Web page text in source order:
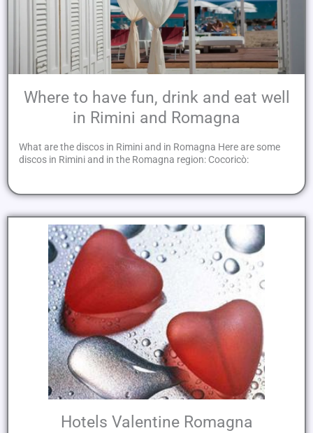
Where to have fun, drink and eat well
in Rimini and Romagna
What are the discos in Rimini and in Romagna Here are some
discos in Rimini and in the Romagna region: Cocoricò:
Hotels Valentine Romagna